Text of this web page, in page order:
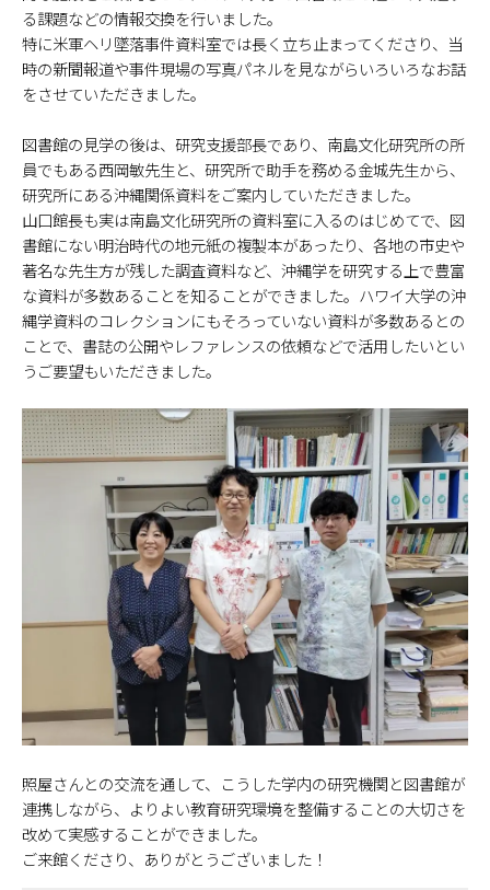
る課題などの情報交換を行いました。
特に米軍ヘリ墜落事件資料室では長く立ち止まってくださり、当
時の新聞報道や事件現場の写真パネルを見ながらいろいろなお話
をさせていただきました。
図書館の見学の後は、研究支援部長であり、南島文化研究所の所
員でもある西岡敏先生と、研究所で助手を務める金城先生から、
研究所にある沖縄関係資料をご案内していただきました。
山口館長も実は南島文化研究所の資料室に入るのはじめてで、図
書館にない明治時代の地元紙の複製本があったり、各地の市史や
著名な先生方が残した調査資料など、沖縄学を研究する上で豊富
な資料が多数あることを知ることができました。ハワイ大学の沖
縄学資料のコレクションにもそろっていない資料が多数あるとの
ことで、書誌の公開やレファレンスの依頼などで活用したいとい
うご要望もいただきました。
照屋さんとの交流を通して、こうした学内の研究機関と図書館が
連携しながら、よりよい教育研究環境を整備することの大切さを
改めて実感することができました。
ご来館くださり、ありがとうございました！